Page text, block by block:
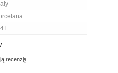
l
recenzję